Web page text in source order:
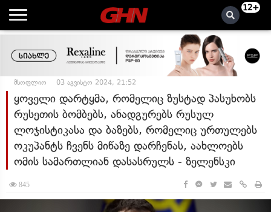
12+
მსოფლიო 03 აგვისტო 2024, 21:52
ყოველი დარტყმა, რომელიც ზუსტად პასუხობს
რუსეთის ბომბებს, ანადგურებს რუსულ
ლოჯისტიკასა და ბაზებს, რომელიც ურთულებს
ოკუპანტს ჩვენს მიწაზე დარჩენას, აახლოებს
ომის სამართლიან დასასრულს - ზელენსკი
845